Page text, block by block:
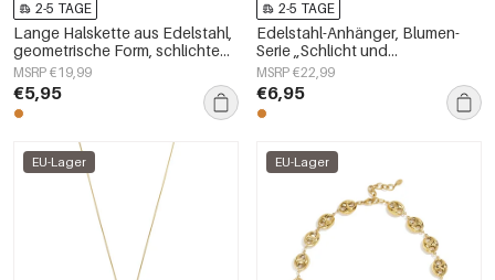
2-5 TAGE
Lange Halskette aus Edelstahl,
geometrische Form, schlichte
Alltags-Serie, Damenschmuck
MSRP €19,99
€5,95
2-5 TAGE
Edelstahl-Anhänger, Blumen-
Serie „Schlicht und
alltagstauglich“,
Damenschmuck
MSRP €22,99
€6,95
EU-Lager EU-Lager